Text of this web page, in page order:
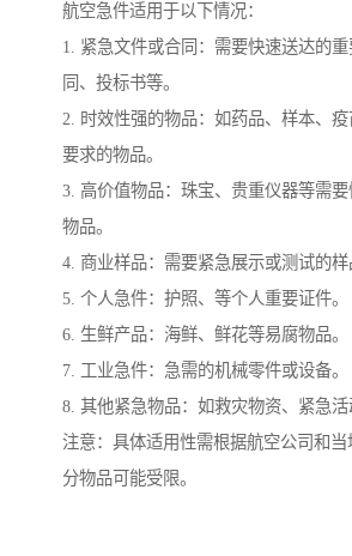
航空急件适用于以下情况：
1. 紧急文件或合同：需要快速送达的
同、投标书等。
2. 时效性强的物品：如药品、样本、疫
要求的物品。
3. 高价值物品：珠宝、贵重仪器等需
物品。
4. 商业样品：需要紧急展示或测试的样
5. 个人急件：护照、等个人重要证件。
6. 生鲜产品：海鲜、鲜花等易腐物品。
7. 工业急件：急需的机械零件或设备。
8. 其他紧急物品：如救灾物资、紧急活
注意：具体适用性需根据航空公司和
分物品可能受限。